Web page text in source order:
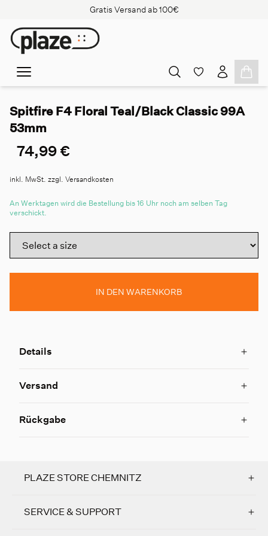
Gratis Versand ab 100€
Spitfire F4 Floral Teal/Black Classic 99A
53mm
74,99 €
inkl. MwSt. zzgl. Versandkosten
An Werktagen wird die Bestellung bis 16 Uhr noch am selben Tag
verschickt.
IN DEN WARENKORB
Details
Versand
Rückgabe
PLAZE STORE CHEMNITZ
SERVICE & SUPPORT